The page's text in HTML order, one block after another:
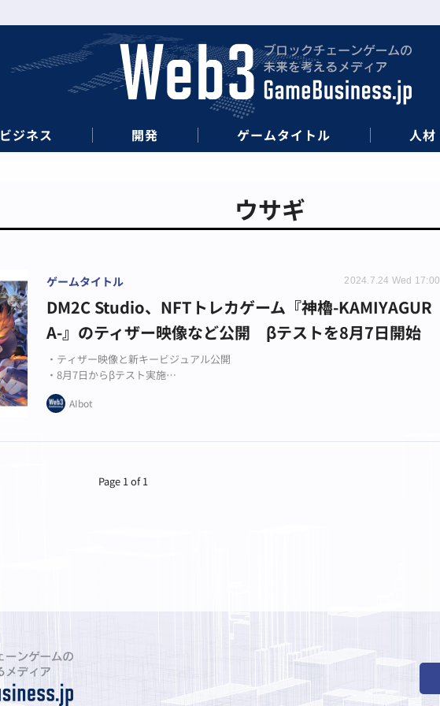
ビジネス 開発 ゲームタイトル 人材
ウサギ
ゲームタイトル 2024.7.24 Wed 17:00
DM2C Studio、NFTトレカゲーム『神櫓-KAMIYAGUR
A-』のティザー映像など公開 βテストを8月7日開始
・ティザー映像と新キービジュアル公開
・8月7日からβテスト実施
・特典NFTの詳細発表
AIbot
Page 1 of 1